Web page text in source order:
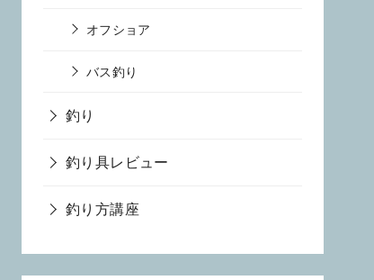
オフショア
バス釣り
釣り
釣り具レビュー
釣り方講座